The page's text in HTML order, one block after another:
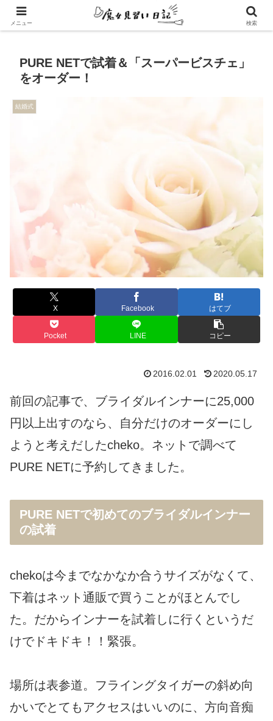
エンパスさんのための心地よい暮らし方
PURE NETで試着＆「スーパービスチェ」
をオーダー！
結婚式
X Facebook はてブ
Pocket LINE コピー
2016.02.01 2020.05.17
前回の記事で、ブライダルインナーに25,000
円以上出すのなら、自分だけのオーダーにし
ようと考えだしたcheko。ネットで調べて
PURE NETに予約してきました。
PURE NETで初めてのブライダルインナー
の試着
chekoは今までなかなか合うサイズがなくて、
下着はネット通販で買うことがほとんでし
た。だからインナーを試着しに行くというだ
けでドキドキ！！緊張。
場所は表参道。フライングタイガーの斜め向
かいでとてもアクセスはいいのに、方向音痴
メニュー 検索